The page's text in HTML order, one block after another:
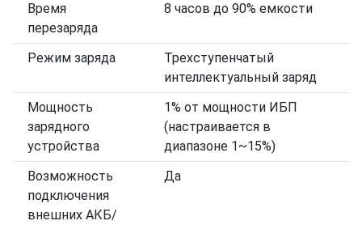
Время
перезаряда
8 часов до 90% емкости
Режим заряда
Трехступенчатый
интеллектуальный заряд
Мощность
зарядного
устройства
1% от мощности ИБП
(настраивается в
диапазоне 1~15%)
Возможность
подключения
внешних АКБ/
Да